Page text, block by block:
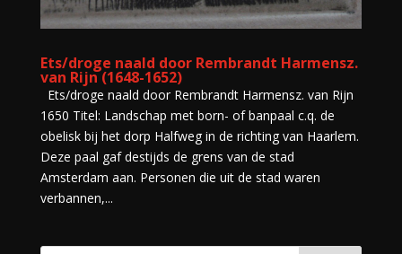
Ets/droge naald door Rembrandt Harmensz.
van Rijn (1648-1652)
Ets/droge naald door Rembrandt Harmensz. van Rijn
1650 Titel: Landschap met born- of banpaal c.q. de
obelisk bij het dorp Halfweg in de richting van Haarlem.
Deze paal gaf destijds de grens van de stad
Amsterdam aan. Personen die uit de stad waren
verbannen,...